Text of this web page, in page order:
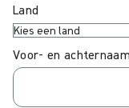
Land
Voor- en achternaam